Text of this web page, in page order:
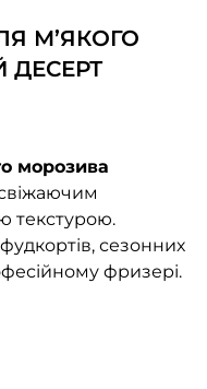
М’ЯКОГО
морозива
текстурою.
сезонних
фризері.